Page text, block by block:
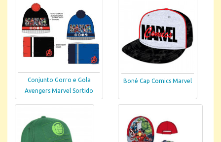
Conjunto Gorro e Gola
Avengers Marvel Sortido
Boné Cap Comics Marvel